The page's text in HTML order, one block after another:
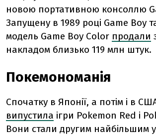
новою портативною консоллю
Запущену в 1989 році Game Boy
модель Game Boy Color продали
накладом близько 119 млн штук.
Покемономанія
Спочатку в Японії, а потім і в
випустила ігри Pokemon Red і
Вони стали другим найбільшим